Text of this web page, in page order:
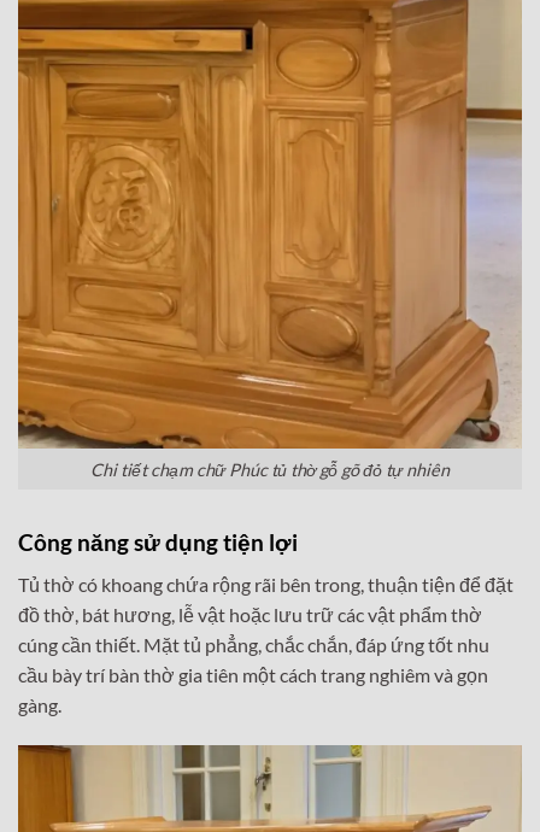
Chi tiết chạm chữ Phúc tủ thờ gỗ gõ đỏ tự nhiên
Công năng sử dụng tiện lợi
Tủ thờ có khoang chứa rộng rãi bên trong, thuận tiện để đặt
đồ thờ, bát hương, lễ vật hoặc lưu trữ các vật phẩm thờ
cúng cần thiết. Mặt tủ phẳng, chắc chắn, đáp ứng tốt nhu
cầu bày trí bàn thờ gia tiên một cách trang nghiêm và gọn
gàng.